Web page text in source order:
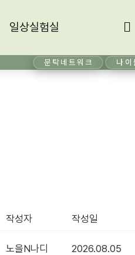
일상실험실
일상실험실
문탁네트워크 나
작성자 작성일
노을N나디 2026.08.05